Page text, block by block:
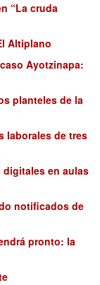
“La cruda
Altiplano
Ayotzinapa:
planteles de la
laborales de tres
digitales en aulas
notificados de
pronto: la